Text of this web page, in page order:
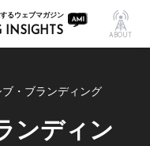
るウェブマガジン
INSIGHTS ABOUT
・ブランディング
ンディン